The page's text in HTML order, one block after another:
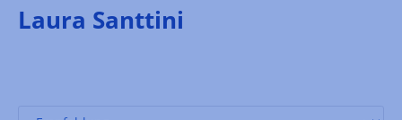
Laura Santtini